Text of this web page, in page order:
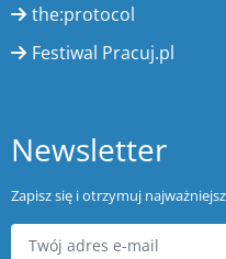
the:protocol
Festiwal Pracuj.pl
Newsletter
Zapisz się i otrzymuj